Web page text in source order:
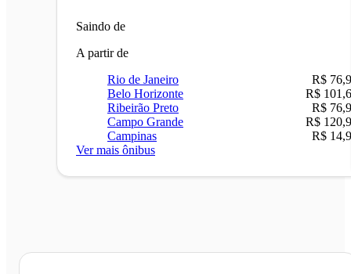
Saindo de
A partir de
Rio de Janeiro
R$
Belo Horizonte
R$
Ribeirão Preto
R$
Campo Grande
R$
Campinas
R$
Ver mais ônibus